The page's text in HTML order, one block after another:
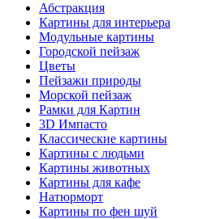
Абстракция
Картины для интерьера
Модульные картины
Городской пейзаж
Цветы
Пейзажи природы
Морской пейзаж
Рамки для Картин
3D Импасто
Классические картины
Картины с людьми
Картины животных
Картины для кафе
Натюрморт
Картины по фен шуй